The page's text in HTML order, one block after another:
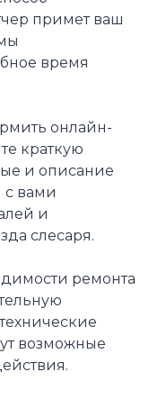
примет ваш
время
онлайн-
краткую
и описание
вами
и
слесаря.
ремонта
возможные